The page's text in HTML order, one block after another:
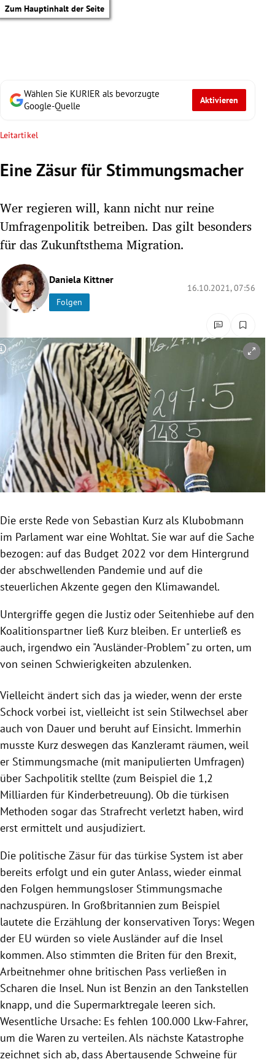
Zum Hauptinhalt der Seite
Untermenü
Untermenü
Untermenü
Untermenü
Untermenü
Untermenü
Untermenü
Untermenü
Untermenü
Wählen Sie KURIER als bevorzugte
Google-Quelle
Aktivieren
Leitartikel
Eine Zäsur für Stimmungsmacher
Wer regieren will, kann nicht nur reine
Umfragenpolitik betreiben. Das gilt besonders
für das Zukunftsthema Migration.
Daniela Kittner
Folgen
16.10.2021, 07:56
Copyright-Hinweis öffnen/schließen
Die erste Rede von Sebastian Kurz als Klubobmann
im Parlament war eine Wohltat. Sie war auf die Sache
bezogen: auf das Budget 2022 vor dem Hintergrund
der abschwellenden Pandemie und auf die
steuerlichen Akzente gegen den Klimawandel.
Untergriffe gegen die Justiz oder Seitenhiebe auf den
Koalitionspartner ließ Kurz bleiben. Er unterließ es
auch, irgendwo ein "Ausländer-Problem" zu orten, um
von seinen Schwierigkeiten abzulenken.
Vielleicht ändert sich das ja wieder, wenn der erste
Schock vorbei ist, vielleicht ist sein Stilwechsel aber
auch von Dauer und beruht auf Einsicht. Immerhin
musste Kurz deswegen das Kanzleramt räumen, weil
er Stimmungsmache (mit manipulierten Umfragen)
über Sachpolitik stellte (zum Beispiel die 1,2
Milliarden für Kinderbetreuung). Ob die türkisen
Methoden sogar das Strafrecht verletzt haben, wird
erst ermittelt und ausjudiziert.
Die politische Zäsur für das türkise System ist aber
bereits erfolgt und ein guter Anlass, wieder einmal
den Folgen hemmungsloser Stimmungsmache
nachzuspüren. In Großbritannien zum Beispiel
lautete die Erzählung der konservativen Torys: Wegen
der EU würden so viele Ausländer auf die Insel
kommen. Also stimmten die Briten für den Brexit,
Arbeitnehmer ohne britischen Pass verließen in
Scharen die Insel. Nun ist Benzin an den Tankstellen
knapp, und die Supermarktregale leeren sich.
Wesentliche Ursache: Es fehlen 100.000 Lkw-Fahrer,
um die Waren zu verteilen. Als nächste Katastrophe
zeichnet sich ab, dass Abertausende Schweine für